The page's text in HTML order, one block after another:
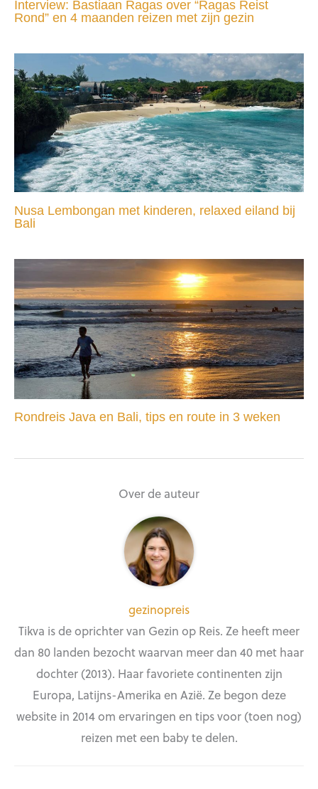
Interview: Bastiaan Ragas over “Ragas Reist
Rond” en 4 maanden reizen met zijn gezin
Nusa Lembongan met kinderen, relaxed eiland bij
Bali
Rondreis Java en Bali, tips en route in 3 weken
Over de auteur
gezinopreis
Tikva is de oprichter van Gezin op Reis. Ze heeft meer
dan 80 landen bezocht waarvan meer dan 40 met haar
dochter (2013). Haar favoriete continenten zijn
Europa, Latijns-Amerika en Azië. Ze begon deze
website in 2014 om ervaringen en tips voor (toen nog)
reizen met een baby te delen.